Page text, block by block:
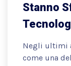
Stanno
Negli ultimi
come una